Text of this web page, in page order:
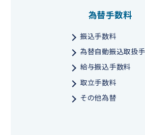
為替手数料
振込手数料
為替自動振込取扱
給与振込手数料
取立手数料
その他為替